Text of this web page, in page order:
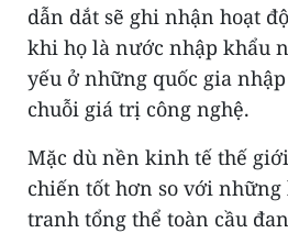
dẫn dắt sẽ ghi nhận hoạt
khi họ là nước nhập khẩu
yếu ở những quốc gia
chuỗi giá trị công nghệ.
Mặc dù nền kinh tế thế
chiến tốt hơn so với
tranh tổng thể toàn cầu